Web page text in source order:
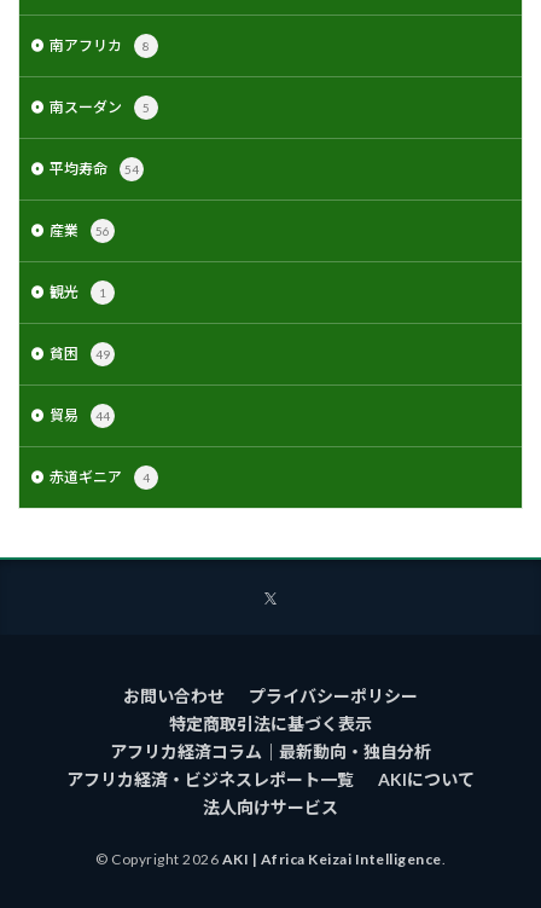
南アフリカ 8
南スーダン 5
平均寿命 54
産業 56
観光 1
貧困 49
貿易 44
赤道ギニア 4
お問い合わせ
プライバシーポリシー
特定商取引法に基づく表示
アフリカ経済コラム｜最新動向・独自分析
アフリカ経済・ビジネスレポート一覧
AKIについて
法人向けサービス
© Copyright 2026 AKI | Africa Keizai Intelligence